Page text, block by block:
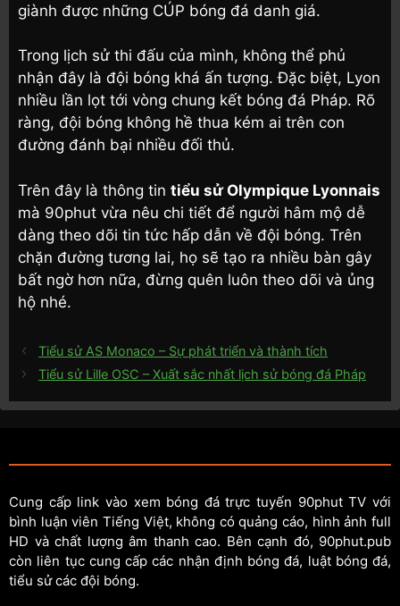
giành được những CÚP bóng đá danh giá.
Trong lịch sử thi đấu của mình, không thể phủ
nhận đây là đội bóng khá ấn tượng. Đặc biệt, Lyon
nhiều lần lọt tới vòng chung kết bóng đá Pháp. Rõ
ràng, đội bóng không hề thua kém ai trên con
đường đánh bại nhiều đối thủ.
Trên đây là thông tin tiểu sử Olympique Lyonnais
mà 90phut vừa nêu chi tiết để người hâm mộ dễ
dàng theo dõi tin tức hấp dẫn về đội bóng. Trên
chặn đường tương lai, họ sẽ tạo ra nhiều bàn gây
bất ngờ hơn nữa, đừng quên luôn theo dõi và ủng
hộ nhé.
Tiểu sử AS Monaco – Sự phát triển và thành tích
Tiểu sử Lille OSC – Xuất sắc nhất lịch sử bóng đá Pháp
Cung cấp link vào xem bóng đá trực tuyến 90phut TV với
bình luận viên Tiếng Việt, không có quảng cáo, hình ảnh full
HD và chất lượng âm thanh cao. Bên cạnh đó, 90phut.pub
còn liên tục cung cấp các nhận định bóng đá, luật bóng đá,
tiểu sử các đội bóng.